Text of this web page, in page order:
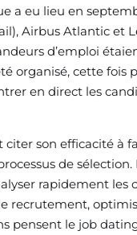
a eu lieu en
Airbus Atlantic et
d’emploi
organisé, cette fois
en direct les
son efficacité à
de
rapidement
recrutement,
pensent le job